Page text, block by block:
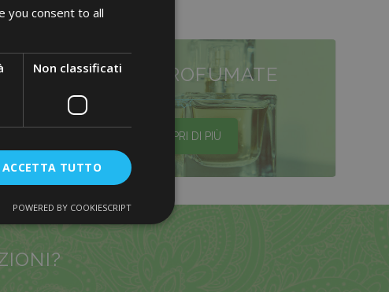
LINEE PROFUMATE
SCOPRI DI PIÙ
you consent to all
Non classificati
ACCETTA TUTTO
POWERED BY COOKIESCRIPT